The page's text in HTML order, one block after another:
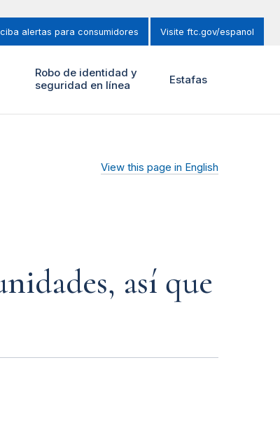
alertas para consumidores Visite ftc.gov/espanol
Robo de identidad y
seguridad en línea
Estafas
View this page in English
así que